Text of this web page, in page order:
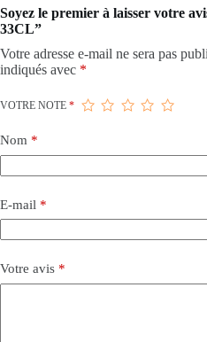
Soyez le premier à laisser votre
33CL”
Votre adresse e-mail ne sera pas
indiqués avec *
VOTRE NOTE *
Nom *
E-mail *
Votre avis *